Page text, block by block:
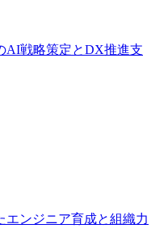
AI戦略策定とDX推進支
エンジニア育成と組織力